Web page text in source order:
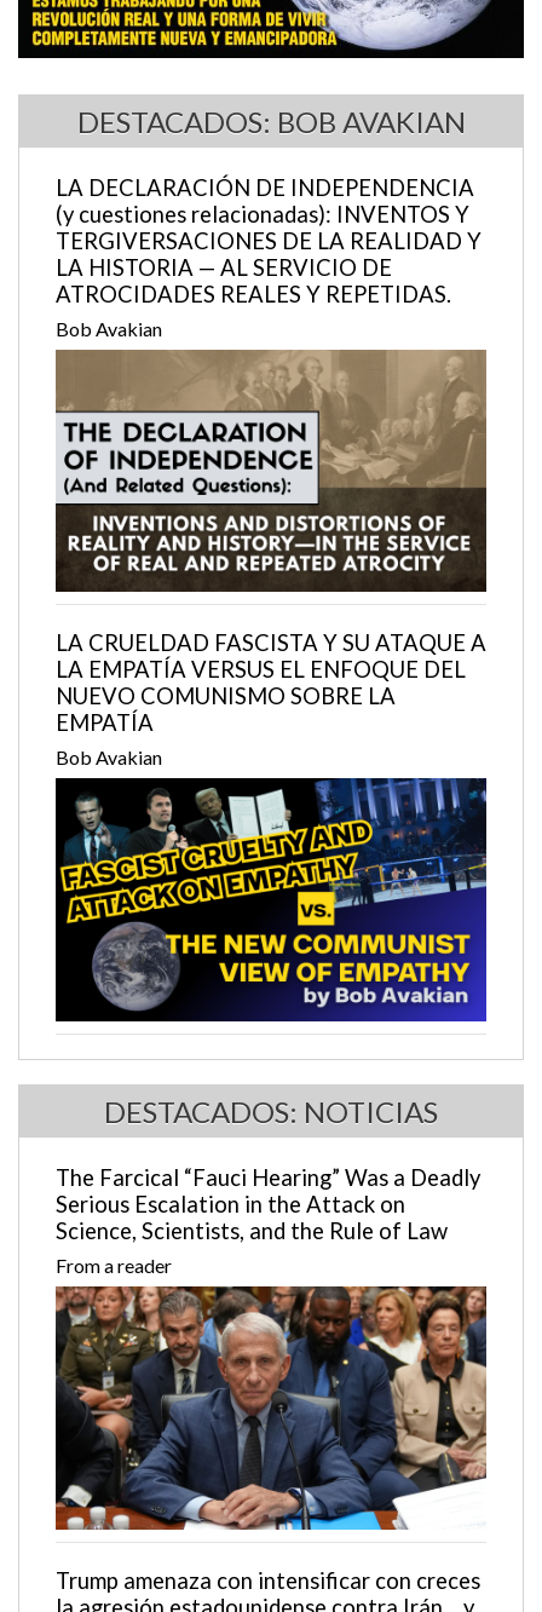
DESTACADOS: BOB AVAKIAN
LA DECLARACIÓN DE INDEPENDENCIA
(y cuestiones relacionadas): INVENTOS Y
TERGIVERSACIONES DE LA REALIDAD Y
LA HISTORIA — AL SERVICIO DE
ATROCIDADES REALES Y REPETIDAS.
Bob Avakian
LA CRUELDAD FASCISTA Y SU ATAQUE A
LA EMPATÍA VERSUS EL ENFOQUE DEL
NUEVO COMUNISMO SOBRE LA
EMPATÍA
Bob Avakian
DESTACADOS: NOTICIAS
The Farcical “Fauci Hearing” Was a Deadly
Serious Escalation in the Attack on
Science, Scientists, and the Rule of Law
From a reader
Trump amenaza con intensificar con creces